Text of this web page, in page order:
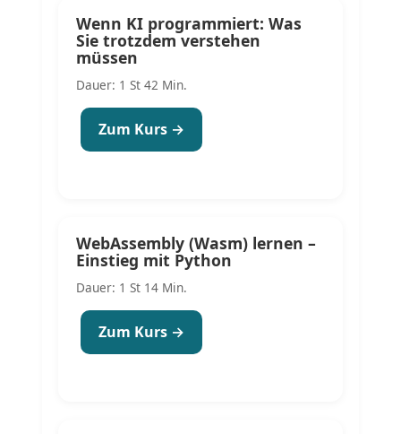
Wenn KI programmiert: Was
Sie trotzdem verstehen
müssen
Dauer: 1 St 42 Min.
Zum Kurs →
WebAssembly (Wasm) lernen –
Einstieg mit Python
Dauer: 1 St 14 Min.
Zum Kurs →